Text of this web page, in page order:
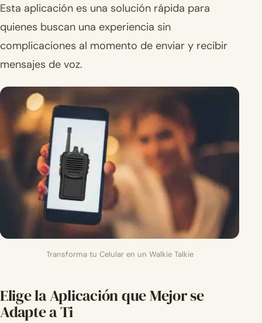
Esta aplicación es una solución rápida para
quienes buscan una experiencia sin
complicaciones al momento de enviar y recibir
mensajes de voz.
Transforma tu Celular en un Walkie Talkie
Elige la Aplicación que Mejor se
Adapte a Ti